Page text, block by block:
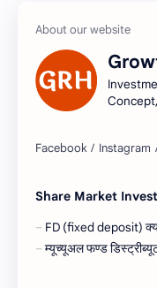
Share Market
FD (fixed deposit)
म्यूच्यूअल फण्ड